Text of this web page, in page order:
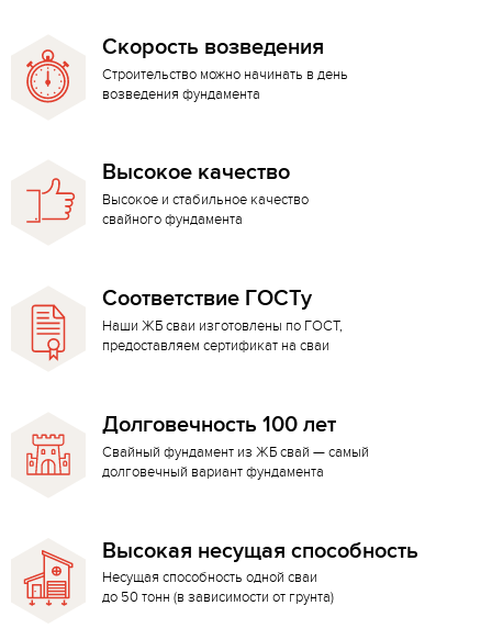
Скорость возведения
Строительство можно начинать в день
возведения фундамента
Высокое качество
Высокое и стабильное качество
свайного фундамента
Соответствие ГОСТу
Наши ЖБ сваи изготовлены по ГОСТ,
предоставляем сертификат на сваи
Долговечность 100 лет
Свайный фундамент из ЖБ свай — самый
долговечный вариант фундамента
Высокая несущая способность
Несущая способность одной сваи
до 50 тонн (в зависимости от грунта)